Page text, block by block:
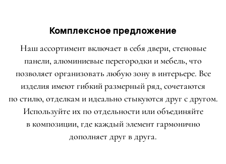
Комплексное предложение
Наш ассортимент включает в себя двери, стеновые
панели, алюминиевые перегородки и мебель, что
позволяет организовать любую зону в интерьере. Все
изделия имеют гибкий размерный ряд, сочетаются
по стилю, отделкам и идеально стыкуются друг с другом.
Используйте их по отдельности или объединяйте
в композиции, где каждый элемент гармонично
дополняет друг в друга.